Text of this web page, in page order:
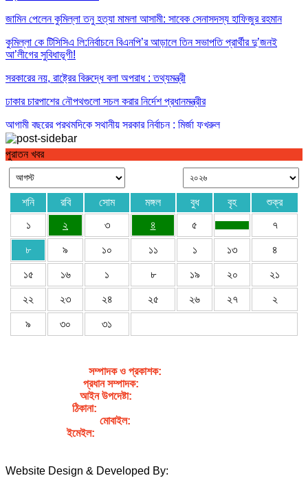
জামিন পেলেন কুমিল্লা তনু হত্যা মামলা আসামী: সাবেক সেনাসদস্য হাফিজুর রহমান
কুমিল্লা কে টিসিসিএ লি:নির্বাচনে বিএনপি’র আড়ালে তিন সভাপতি প্রার্থীর দু’জনই
আ’লীগের সুবিধাভূগী!
সরকারের নয়, রাষ্ট্রের বিরুদ্ধে বলা অপরাধ : তথ্যমন্ত্রী
ঢাকার চারপাশের নৌপথগুলো সচল করার নির্দেশ প্রধানমন্ত্রীর
আগামী বছরের প্রথমদিকে স্থানীয় সরকার নির্বাচন : মির্জা ফখরুল
পুরাতন খবর
শনি রবি সোম মঙ্গল বুধ বৃহ
শুক্র
১
২ ৩ ৪ ৫ ৭
৮ ৯ ১০ ১১ ১ ১৩ ৪
১৫ ১৬ ১ ৮ ১৯ ২০ ২১
২২ ২৩ ২৪ ২৫ ২৬ ২৭ ২
৯ ৩০ ৩১
সম্পাদক ও প্রকাশক:
প্রধান সম্পাদক:
আইন উপদেষ্টা:
ঠিকানা:
মোবাইল:
ইমেইল:
Website Design & Developed By: